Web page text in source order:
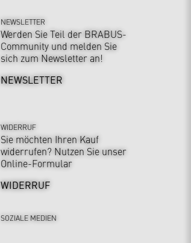
NEWSLETTER
Werden Sie Teil der BRABUS-
Community und melden Sie
sich zum Newsletter an!
NEWSLETTER
WIDERRUF
Sie möchten Ihren Kauf
widerrufen? Nutzen Sie unser
Online-Formular
WIDERRUF
SOZIALE MEDIEN